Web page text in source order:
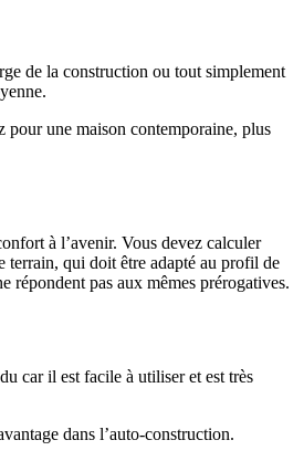
de la construction ou tout simplement
pour une maison contemporaine, plus
à l’avenir. Vous devez calculer
terrain, qui doit être adapté au profil de
répondent pas aux mêmes prérogatives.
car il est facile à utiliser et est très
dans l’auto-construction.